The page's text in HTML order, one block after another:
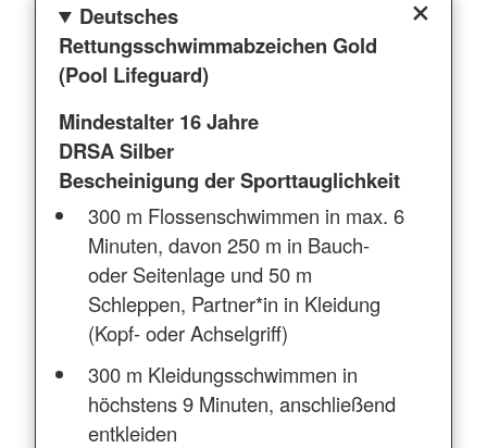
Deutsches
Rettungsschwimmabzeichen Gold
(Pool Lifeguard)
Mindestalter 16 Jahre
DRSA Silber
Bescheinigung der Sporttauglichkeit
300 m Flossenschwimmen in max. 6
Minuten, davon 250 m in Bauch-
oder Seitenlage und 50 m
Schleppen, Partner*in in Kleidung
(Kopf- oder Achselgriff)
300 m Kleidungsschwimmen in
höchstens 9 Minuten, anschließend
entkleiden